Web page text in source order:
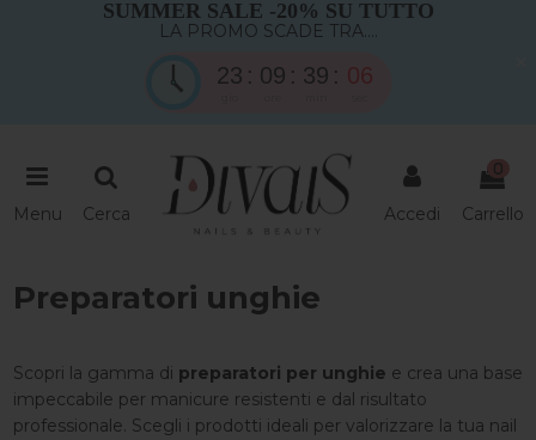
SUMMER SALE -20% SU TUTTO
LA PROMO SCADE TRA....
23 09 39 04
Menu Cerca Accedi
0
Carrello
Preparatori unghie
Scopri la gamma di preparatori per unghie e crea una base
impeccabile per manicure resistenti e dal risultato
professionale. Scegli i prodotti ideali per valorizzare la tua nail